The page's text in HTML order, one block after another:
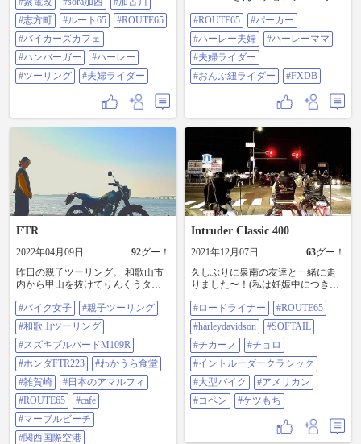
移動し、玉葱🧅と戯れて今日の予
定は終了です😌 少し傾いた太陽に
照らされた鳴門海峡と大鳴門橋は
とても綺麗でした😍 そこから海岸
沿いを走り今夜の宿へ。 今夜お世
話になるのは#アワジツーリストト
ロフィーハウス です。 自宅を改装
した民宿ですが、バイクは屋根の
下に止めさせていただけるし、近
くの入浴施設への送迎もして貰え
ます。 宿のクオリティを求める方
して案内された部屋は1人なのにベ
ットが3つ😆 どのベットで寝ようか
🤔悩んで寝れないかも🤣 晩ご飯は
近くの大衆食堂#お多福食道 へ🤤 #
さわら炙り山かけ丼 と生中🍻をい
ただきました😋 さわら🐟を岡山香
川以外で食べれるとは🙂 店に着い
てすぐに座れましたが、その後は
次から次へとお客さんが来て、な
んと18時10分に「本日は終わりま
した」の看板が😅 早めの行動が功
て部屋飲み🍻のブツ😎を入手し、
再び乾杯🍻🍻 モトクル談義に花を
咲かせ楽しいひと時を過ごしまし
た🥰 今日は遠く広島から早朝出発
で来てくれたフォルツァンさんに
感謝😊 明日もよろしくお願いしま
す🙏 明日はもう1人のモトクラーを
加え、さらにパワーアップ⤴️した淡
路島ツーリングが待っています😁
つづく…
に行ってきました。 ここのバーガ
ー、口に入れた瞬間 うまっ！て
言っちゃったよ(^^)！ 美味かった
ー #兵庫 #加西市 #鶉野飛行場跡 #
紫電改 #sora加西 #加古川 #志方町 #
ルート65 #ROUTE65 #バイカーズカ
フェ #ハンバーガー #ハーレー #ツ
ーリング #夫婦ライダー
#志方町
#ルート65
#ROUTE65
#バイカーズカフェ
#ハンバーガー
#ハーレー
#ツーリング
#夫婦ライダー
たぁ😆🍔 しかもリーズナブル✨✨
マスターも話しやすいしイケオジ
🤩 子供達もこんなにリラックス🤣
🤣 また行きたいな🥰 #ROUTE65 #
バーガー #ハーレー夫婦 #ハーレー
ママ #夫婦ライダー #おんぶ紐
#ROUTE65
#パーカー
#ハーレー夫婦
#ハーレーママ
#夫婦ライダー
#おんぶ紐ライダー
#FXDB
FTR
2022年04月09日 92グー！
昨日の親子ツーリング。 和歌山市
内から甲山を抜けてりんくうタウ
岬町多奈川のROUTE65cafeで休憩し
て、最後にマーブルビーチで関空
ウォッチング。総距離約85キロで
すが堪能できました。 #バイク女子
#親子ツーリング #和歌山ツーリン
グ #スズキブルバードM109R #ホン
ダFTR223 #わかうら食堂 #雑賀崎 #
日本のアマルフィ #ROUTE65 #cafe
#マーブルビーチ #関西国際空港
#バイク女子
#親子ツーリング
#和歌山ツーリング
#スズキブルバードM109R
#ホンダFTR223
#わかうら食堂
#雑賀崎
#日本のアマルフィ
#ROUTE65
#cafe
#マーブルビーチ
#関西国際空港
Intruder Classic 400
2021年12月07日 63グー！
久しぶりに泉南の友達と一緒に走
りました〜！(私は妊娠中につきコ
ってた友達がドラスタ大型を買う
ことになりまして、大型免許取得
までの間イントルーダークラシッ
クを乗ってくれました😭🙏 久しぶ
りに走ってるところ見て、よくこ
んなハンドルのバイクを運転して
たもんだなあ私。と思いましたね
😂泉南の友達は#ロードライナー
らしいです🙇‍♀️ 初めてみましたが、
大きいです！！！1900ccもあるんで
すね！！動画を載せれるなら素晴
らしいマフラー音を聞いてほしい
#ロードライナー
#ROUTE65
#harleydavidson
#SOFTAIL
#チカーノ
#チョロ
#イントルーダークラシック
#大型バイク
#アメリカン
#コペン
#ケツもち